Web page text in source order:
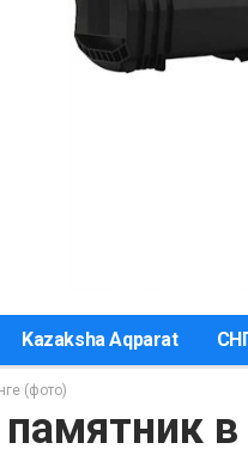
Kazaksha Aqparat
(фото)